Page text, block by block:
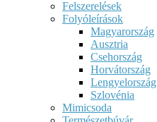
Felszerelések
Folyóleírások
Magyarország
Ausztria
Csehország
Horvátország
Lengyelország
Szlovénia
Mimicsoda